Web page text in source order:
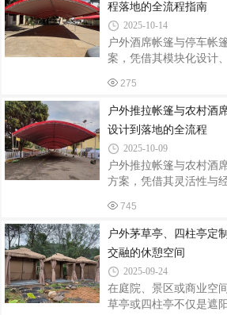
或沿海集市。某户外品
三角帐篷，采用6061-
320MPa，配合加厚
IPX5），在8级风速下
设360°环形储物袋，可
示
程落地的全流程指南
2025-10-14
户外酒席帐篷与停车帐
案，凭借其模块化设计
装备。当前行业通过材
化服务，实现了功能与
构选型：场景驱动的设
200kg/m²活荷载，主梁
管，篷布选用800D涂银
3000MM，可应对暴雨
产品通过加装双层中空
的同时提升保温性能，
275
户外推拉帐篷与农村酒
设计到落地的全流程
2025-10-09
户外推拉帐篷与农村酒
方案，凭借其灵活性与
钢骨架+PVC双涂层篷
使用寿命突破5年，定制
定制设计：场景化需求
配餐饮类帐篷需承载
30mm×50mm镀锌方管
500kg/m²堆码强度，立
如，某物流中心定制的
745
户外茅草亭、四柱亭定
交融的休憩空间
2025-09-24
在庭院、景区或商业空
草亭或四柱亭不仅是遮